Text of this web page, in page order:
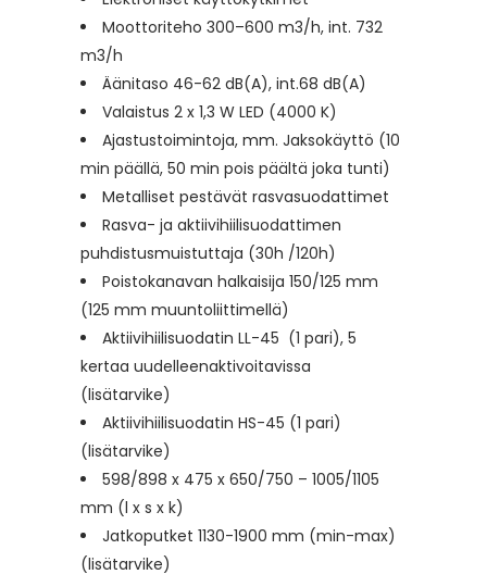
Moottoriteho 300–600 m3/h, int. 732
m3/h
Äänitaso 46-62 dB(A), int.68 dB(A)
Valaistus 2 x 1,3 W LED (4000 K)
Ajastustoimintoja, mm. Jaksokäyttö (10
min päällä, 50 min pois päältä joka tunti)
Metalliset pestävät rasvasuodattimet
Rasva- ja aktiivihiilisuodattimen
puhdistusmuistuttaja (30h /120h)
Poistokanavan halkaisija 150/125 mm
(125 mm muuntoliittimellä)
Aktiivihiilisuodatin LL-45 (1 pari), 5
kertaa uudelleenaktivoitavissa
(lisätarvike)
Aktiivihiilisuodatin HS-45 (1 pari)
(lisätarvike)
598/898 x 475 x 650/750 – 1005/1105
mm (l x s x k)
Jatkoputket 1130-1900 mm (min-max)
(lisätarvike)